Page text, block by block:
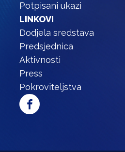
Potpisani ukazi
LINKOVI
Dodjela sredstava
Predsjednica
Aktivnosti
Press
Pokroviteljstva